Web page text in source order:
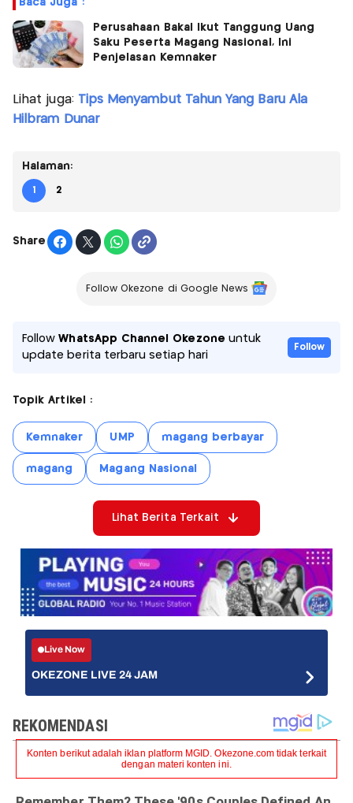
Baca Juga :
Perusahaan Bakal Ikut Tanggung Uang
Saku Peserta Magang Nasional, Ini
Penjelasan Kemnaker
Lihat juga: Tips Menyambut Tahun Yang Baru Ala
Hilbram Dunar
Halaman:
1 2
Share
Follow Okezone di Google News
FollowWhatsApp Channel Okezone untuk
update berita terbaru setiap hari
Follow
Topik Artikel :
Kemnaker UMP magang berbayar
magang Magang Nasional
Lihat Berita Terkait
Live Now
OKEZONE LIVE 24 JAM